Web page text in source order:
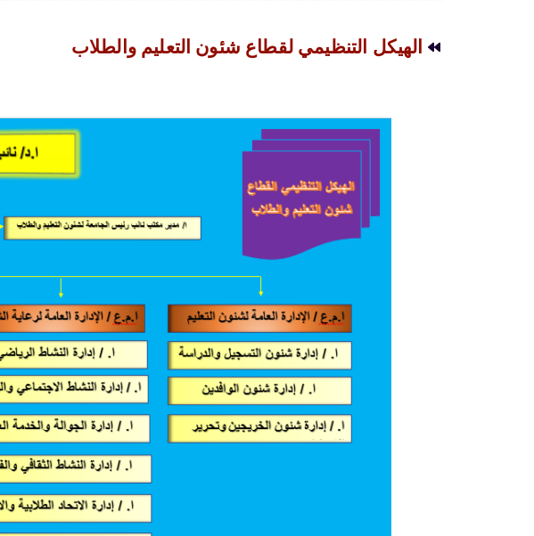
الهيكل التنظيمي لقطاع شئون التعليم والطلاب